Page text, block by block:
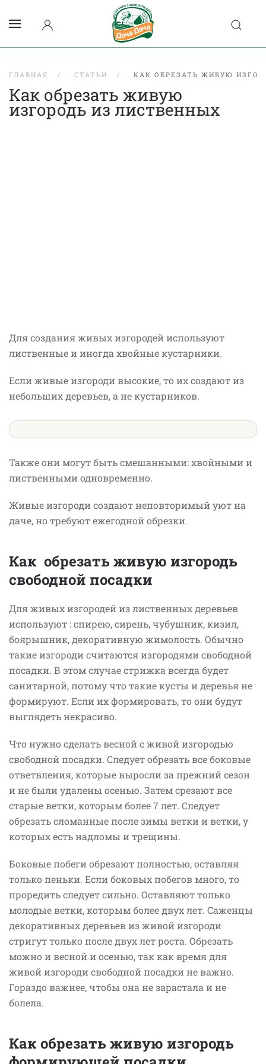
ГЛАВНАЯ СТАТЬИ КАК ОБРЕЗАТЬ ЖИВУЮ
Как обрезать живую
изгородь из лиственных
Для создания живых изгородей используют
лиственные и иногда хвойные кустарники.
Если живые изгороди высокие, то их создают из
небольших деревьев, а не кустарников.
Также они могут быть смешанными: хвойными и
лиственными одновременно.
Живые изгороди создают неповторимый уют на
даче, но требуют ежегодной обрезки.
Как обрезать живую изгородь
свободной посадки
Для живых изгородей из лиственных деревьев
используют : спирею, сирень, чубушник, кизил,
боярышник, декоративную жимолость. Обычно
такие изгороди считаются изгородями свободной
посадки. В этом случае стрижка всегда будет
санитарной, потому что такие кусты и деревья не
формируют. Если их формировать, то они будут
выглядеть некрасиво.
Что нужно сделать весной с живой изгородью
свободной посадки. Следует обрезать все боковые
ответвления, которые выросли за прежний сезон
и не были удалены осенью. Затем срезают все
старые ветки, которым более 7 лет. Следует
обрезать сломанные после зимы ветки и ветки, у
которых есть надломы и трещины.
Боковые побеги обрезают полностью, оставляя
только пеньки. Если боковых побегов много, то
проредить следует сильно. Оставляют только
молодые ветки, которым более двух лет. Саженцы
декоративных деревьев из живой изгороди
стригут только после двух лет роста. Обрезать
можно и весной и осенью, так как время для
живой изгороди свободной посадки не важно.
Гораздо важнее, чтобы она не зарастала и не
болела.
Как обрезать живую изгородь